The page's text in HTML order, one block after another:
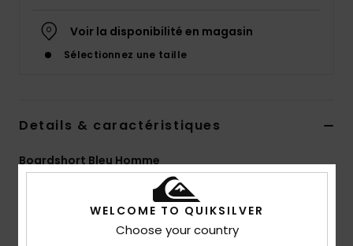
Voir la disponibilité en magasin
Sélectionnez une taille
Details & caractéristiques
Boardshort Bleu Homme
Code couleur
Caractéristiques
WELCOME TO QUIKSILVER
Choose your country